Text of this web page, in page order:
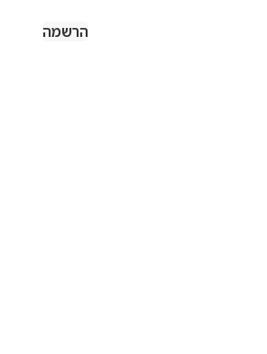
הרשמה